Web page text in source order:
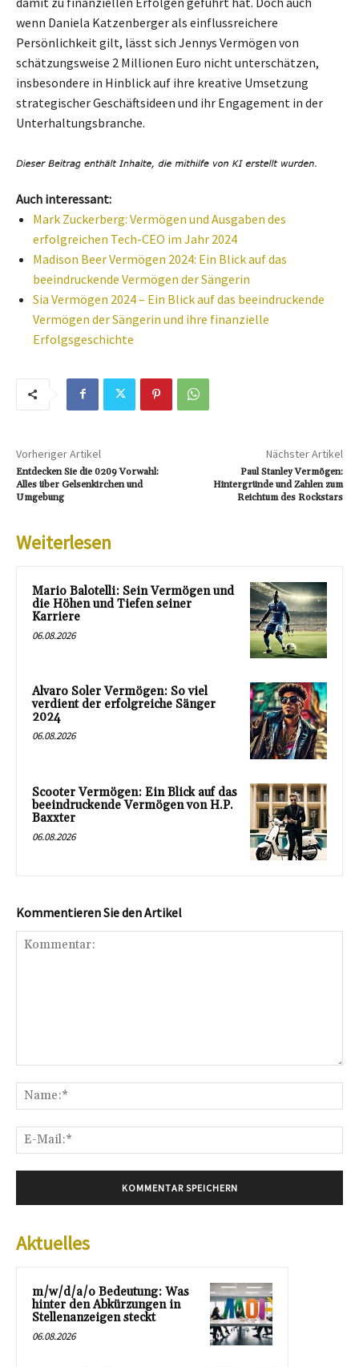
wenn Daniela Katzenberger als einflussreichere
Persönlichkeit gilt, lässt sich Jennys Vermögen von
schätzungsweise 2 Millionen Euro nicht unterschätzen,
insbesondere in Hinblick auf ihre kreative Umsetzung
strategischer Geschäftsideen und ihr Engagement in der
Unterhaltungsbranche.
Auch interessant:
Mark Zuckerberg: Vermögen und Ausgaben des
erfolgreichen Tech-CEO im Jahr 2024
Madison Beer Vermögen 2024: Ein Blick auf das
beeindruckende Vermögen der Sängerin
Sia Vermögen 2024 – Ein Blick auf das beeindruckende
Vermögen der Sängerin und ihre finanzielle
Erfolgsgeschichte
Vorheriger Artikel
Entdecken Sie die 0209 Vorwahl:
Alles über Gelsenkirchen und
Umgebung
Nächster Artikel
Paul Stanley Vermögen:
Hintergründe und Zahlen zum
Reichtum des Rockstars
Weiterlesen
Mario Balotelli: Sein Vermögen und
die Höhen und Tiefen seiner
Karriere
06.08.2026
Alvaro Soler Vermögen: So viel
verdient der erfolgreiche Sänger
2024
06.08.2026
Scooter Vermögen: Ein Blick auf das
beeindruckende Vermögen von H.P.
Baxxter
06.08.2026
Kommentieren Sie den Artikel
Aktuelles
m/w/d/a/o Bedeutung: Was
hinter den Abkürzungen in
Stellenanzeigen steckt
06.08.2026